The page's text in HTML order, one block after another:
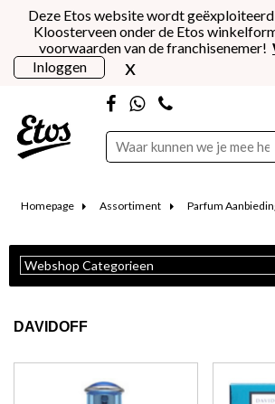
Deze Etos website wordt
Kloosterveen onder de Etos
voorwaarden van de franchisenemer!
Inloggen
x
Homepage Assortiment Parfum
DAVIDOFF